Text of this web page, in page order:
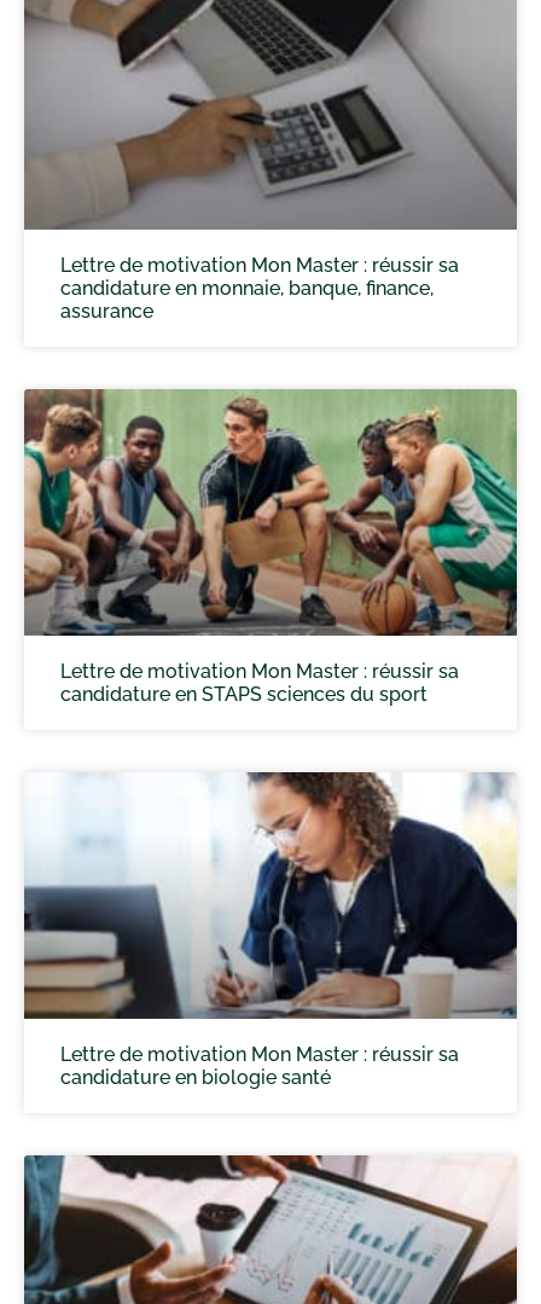
Lettre de motivation Mon Master : réussir sa
candidature en monnaie, banque, finance,
assurance
Lettre de motivation Mon Master : réussir sa
candidature en STAPS sciences du sport
Lettre de motivation Mon Master : réussir sa
candidature en biologie santé